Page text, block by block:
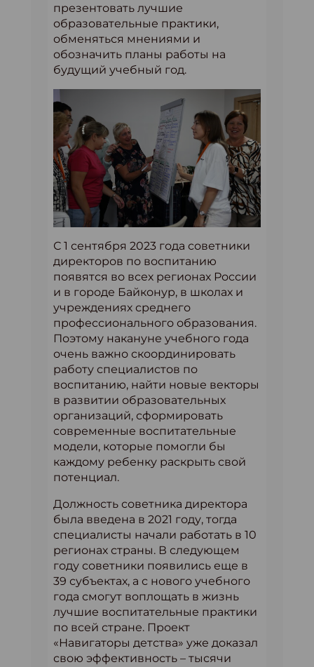
презентовать лучшие
образовательные практики,
обменяться мнениями и
обозначить планы работы на
будущий учебный год.
С 1 сентября 2023 года советники
директоров по воспитанию
появятся во всех регионах России
и в городе Байконур, в школах и
учреждениях среднего
профессионального образования.
Поэтому накануне учебного года
очень важно скоординировать
работу специалистов по
воспитанию, найти новые векторы
в развитии образовательных
организаций, сформировать
современные воспитательные
модели, которые помогли бы
каждому ребенку раскрыть свой
потенциал.
Должность советника директора
была введена в 2021 году, тогда
специалисты начали работать в 10
регионах страны. В следующем
году советники появились еще в
39 субъектах, а с нового учебного
года смогут воплощать в жизнь
лучшие воспитательные практики
по всей стране. Проект
«Навигаторы детства» уже доказал
свою эффективность – тысячи